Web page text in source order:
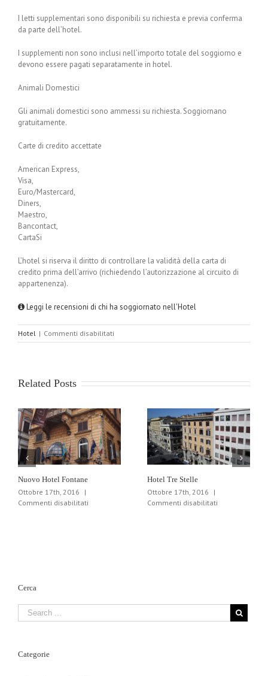
I letti supplementari sono disponibili su richiesta e previa conferma
da parte dell’hotel.
I supplementi non sono inclusi nell’importo totale del soggiorno e
devono essere pagati separatamente in hotel.
Animali Domestici
Gli animali domestici sono ammessi su richiesta. Soggiornano
gratuitamente.
Carte di credito accettate
American Express,
Visa,
Euro/Mastercard,
Diners,
Maestro,
Bancontact,
CartaSi
L’hotel si riserva il diritto di controllare la validità della carta di
credito prima dell’arrivo (richiedendo l’autorizzazione al circuito di
appartenenza).
Leggi le recensioni di chi ha soggiornato nell'Hotel
Hotel | Commenti disabilitati
Isa
Related Posts
Nuovo Hotel Fontane
Ottobre 17th, 2016
|
Commenti disabilitati
Hotel Tre Stelle
Ottobre 17th, 2016
|
Commenti disabilitati
Cerca
Categorie